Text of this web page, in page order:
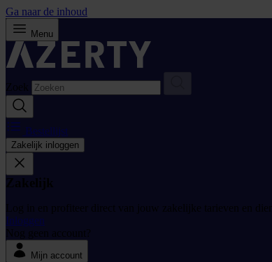
Ga naar de inhoud
Menu
Zoek
Bestellijst
Zakelijk inloggen
Zakelijk
Log in en profiteer direct van jouw zakelijke tarieven en
Inloggen
Nog geen account?
Mijn account